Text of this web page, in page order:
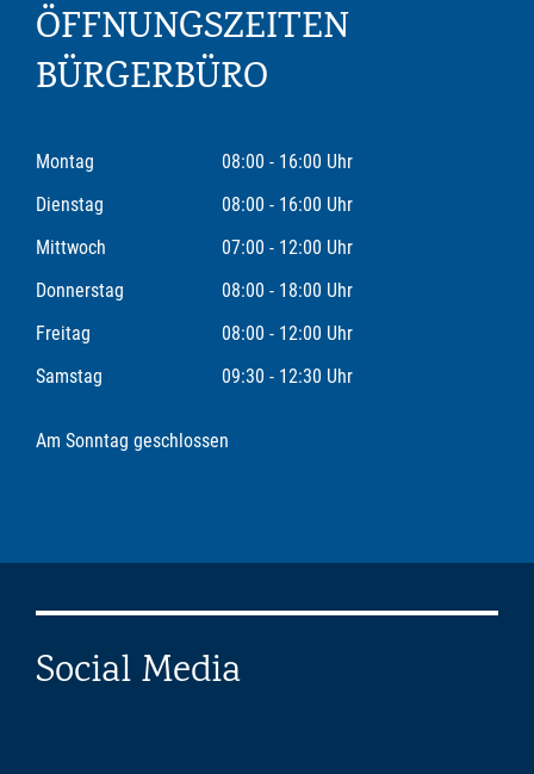
ÖFFNUNGSZEITEN
BÜRGERBÜRO
Montag
08:00 - 16:00 Uhr
Dienstag
08:00 - 16:00 Uhr
Mittwoch
07:00 - 12:00 Uhr
Donnerstag
08:00 - 18:00 Uhr
Freitag
08:00 - 12:00 Uhr
Samstag
09:30 - 12:30 Uhr
Am Sonntag geschlossen
Social Media